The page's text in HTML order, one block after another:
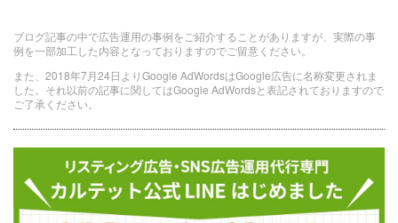
ブログ記事の中で広告運用の事例をご紹介することがありますが、実際の事
例を一部加工した内容となっておりますのでご留意ください。
また、2018年7月24日よりGoogle AdWordsはGoogle広告に名称変更されま
した。それ以前の記事に関してはGoogle AdWordsと表記されておりますので
ご了承ください。